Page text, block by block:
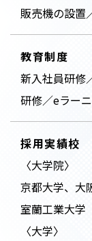
販売機の設
教育制度
新入社員研修
研修／eラー
採用実績校
〈大学院〉
京都大学、大
室蘭工業大学
〈大学〉